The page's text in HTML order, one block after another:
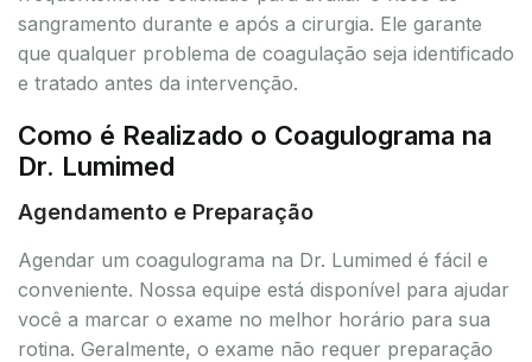
sangramento durante e após a cirurgia. Ele garante
que qualquer problema de coagulação seja identificado
e tratado antes da intervenção.
Como é Realizado o Coagulograma na
Dr. Lumimed
Agendamento e Preparação
Agendar um coagulograma na Dr. Lumimed é fácil e
conveniente. Nossa equipe está disponível para ajudar
você a marcar o exame no melhor horário para sua
rotina. Geralmente, o exame não requer preparação